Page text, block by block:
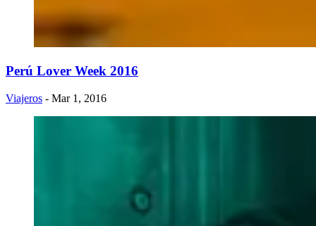
Perú Lover Week 2016
Viajeros - Mar 1, 2016